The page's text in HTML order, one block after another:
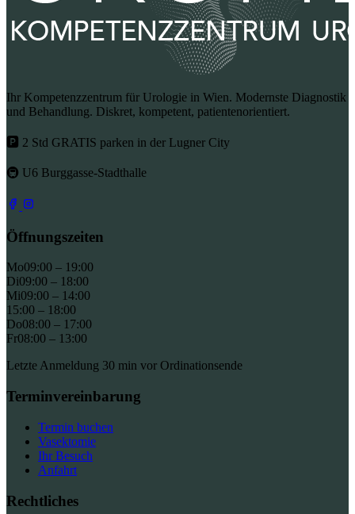
Ihr Kompetenzzentrum für Urologie in Wien. Modernste Diagnostik
und Behandlung. Diskret, kompetent, patientenorientiert.
🅿 2 Std GRATIS parken in der Lugner City
🚇 U6 Burggasse-Stadthalle
Öffnungszeiten
Mo09:00 – 19:00
Di09:00 – 18:00
Mi09:00 – 14:00
15:00 – 18:00
Do08:00 – 17:00
Fr08:00 – 13:00
Letzte Anmeldung 30 min vor Ordinationsende
Terminvereinbarung
Termin buchen
Vasektomie
Ihr Besuch
Anfahrt
Rechtliches